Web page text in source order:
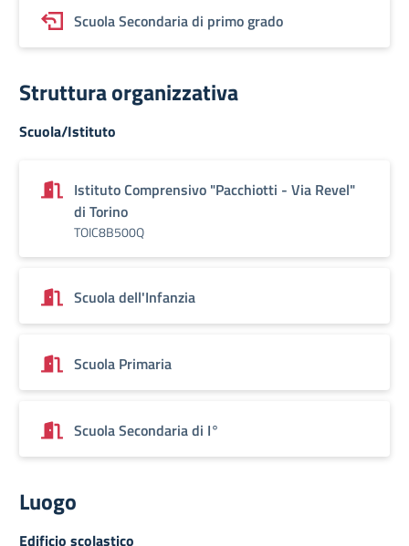
Scuola Secondaria di primo grado
Struttura organizzativa
Scuola/Istituto
Istituto Comprensivo "Pacchiotti - Via Revel"
di Torino
TOIC8B500Q
Scuola dell'Infanzia
Scuola Primaria
Scuola Secondaria di I°
Luogo
Edificio scolastico